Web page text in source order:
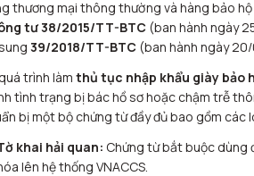
thương mại thông thường và hàng bảo
tư 38/2015/TT-BTC (ban hành ngày
39/2018/TT-BTC (ban hành ngày
trình làm thủ tục nhập khẩu giày bảo
tình trạng bị bác hồ sơ hoặc chậm trễ
bị một bộ chứng từ đầy đủ bao gồm các
khai hải quan: Chứng từ bắt buộc dùng
lên hệ thống VNACCS.